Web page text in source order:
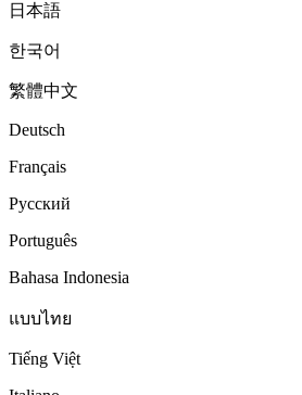
日本語
한국어
繁體中文
Deutsch
Français
Русский
Português
Bahasa Indonesia
แบบไทย
Tiếng Việt